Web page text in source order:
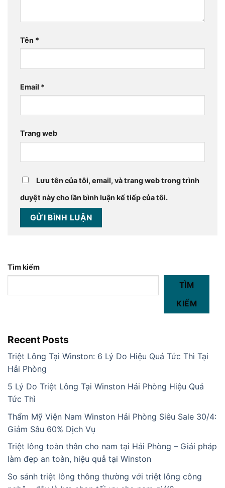
Tên *
Email *
Trang web
Lưu tên của tôi, email, và trang web trong trình
duyệt này cho lần bình luận kế tiếp của tôi.
Tìm kiếm
TÌM
KIẾM
Recent Posts
Triệt Lông Tại Winston: 6 Lý Do Hiệu Quả Tức Thì Tại
Hải Phòng
5 Lý Do Triệt Lông Tại Winston Hải Phòng Hiệu Quả
Tức Thì
Thẩm Mỹ Viện Nam Winston Hải Phòng Siêu Sale 30/4:
Giảm Sâu 60% Dịch Vụ
Triệt lông toàn thân cho nam tại Hải Phòng – Giải pháp
làm đẹp an toàn, hiệu quả tại Winston
So sánh triệt lông thông thường với triệt lông công